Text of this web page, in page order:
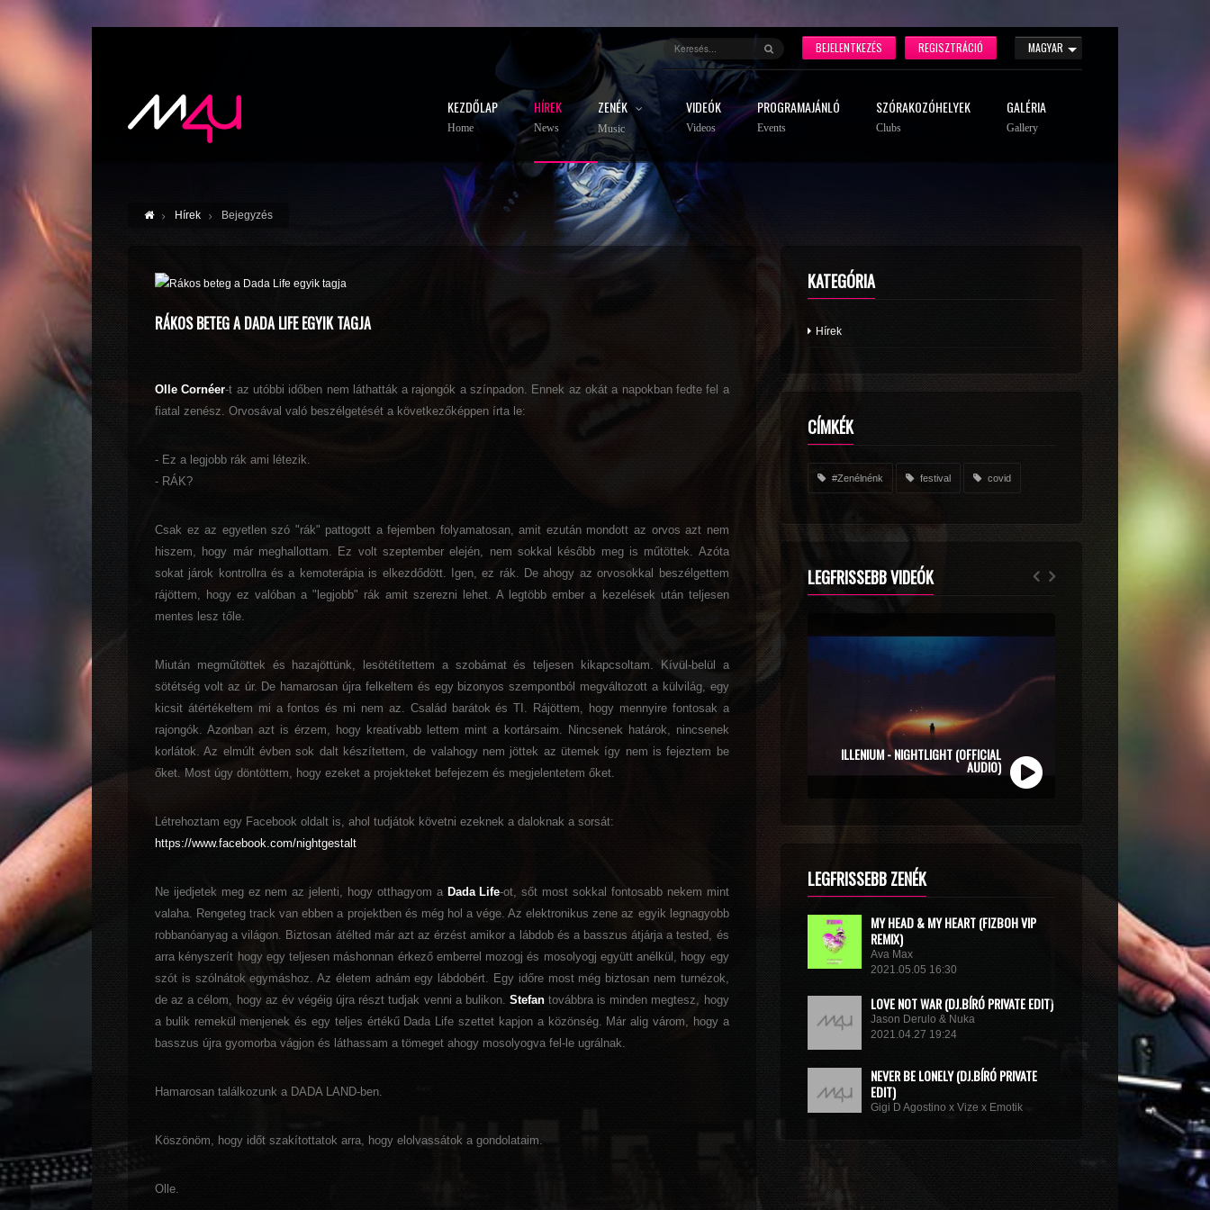
MAGYAR
REGISZTRÁCIÓ
BEJELENTKEZÉS
KEZDŐLAP
Home
HÍREK
News
ZENÉK
Music
VIDEÓK
Videos
PROGRAMAJÁNLÓ
Events
SZÓRAKOZÓHELYEK
Clubs
GALÉRIA
Gallery
Hírek Bejegyzés
RÁKOS BETEG A DADA LIFE EGYIK TAGJA
Olle Cornéer-t az utóbbi időben nem láthatták a rajongók a színpadon. Ennek az okát a napokban fedte fel a
fiatal zenész. Orvosával való beszélgetését a következőképpen írta le:
- Ez a legjobb rák ami létezik.
- RÁK?
Csak ez az egyetlen szó "rák" pattogott a fejemben folyamatosan, amit ezután mondott az orvos azt nem
hiszem, hogy már meghallottam. Ez volt szeptember elején, nem sokkal később meg is műtöttek. Azóta
sokat járok kontrollra és a kemoterápia is elkezdődött. Igen, ez rák. De ahogy az orvosokkal beszélgettem
rájöttem, hogy ez valóban a "legjobb" rák amit szerezni lehet. A legtöbb ember a kezelések után teljesen
mentes lesz tőle.
Miután megműtöttek és hazajöttünk, lesötétítettem a szobámat és teljesen kikapcsoltam. Kívül-belül a
sötétség volt az úr. De hamarosan újra felkeltem és egy bizonyos szempontból megváltozott a külvilág, egy
kicsit átértékeltem mi a fontos és mi nem az. Család barátok és TI. Rájöttem, hogy mennyire fontosak a
rajongók. Azonban azt is érzem, hogy kreatívabb lettem mint a kortársaim. Nincsenek határok, nincsenek
korlátok. Az elmúlt évben sok dalt készítettem, de valahogy nem jöttek az ütemek így nem is fejeztem be
őket. Most úgy döntöttem, hogy ezeket a projekteket befejezem és megjelentetem őket.
Létrehoztam egy Facebook oldalt is, ahol tudjátok követni ezeknek a daloknak a sorsát:
https://www.facebook.com/nightgestalt
Ne ijedjetek meg ez nem az jelenti, hogy otthagyom a Dada Life-ot, sőt most sokkal fontosabb nekem mint
valaha. Rengeteg track van ebben a projektben és még hol a vége. Az elektronikus zene az egyik legnagyobb
robbanóanyag a világon. Biztosan átélted már azt az érzést amikor a lábdob és a basszus átjárja a tested, és
arra kényszerít hogy egy teljesen máshonnan érkező emberrel mozogj és mosolyogj együtt anélkül, hogy egy
szót is szólnátok egymáshoz. Az életem adnám egy lábdobért. Egy időre most még biztosan nem turnézok,
de az a célom, hogy az év végéig újra részt tudjak venni a bulikon. Stefantovábbra is minden megtesz, hogy
a bulik remekül menjenek és egy teljes értékű Dada Life szettet kapjon a közönség. Már alig várom, hogy a
basszus újra gyomorba vágjon és láthassam a tömeget ahogy mosolyogva fel-le ugrálnak.
Hamarosan találkozunk a DADA LAND-ben.
Köszönöm, hogy időt szakítottatok arra, hogy elolvassátok a gondolataim.
Olle.
KATEGÓRIA
Hírek
CÍMKÉK
#Zenélnénk festival covid
LEGFRISSEBB VIDEÓK
ILLENIUM - NIGHTLIGHT (OFFICIAL
AUDIO)
ZOLI VEKONY X CALIDORA - MINDIG NYÁR
(OFFICIAL MUSIC VIDEO)
LEGFRISSEBB ZENÉK
MY HEAD & MY HEART (FIZBOH VIP
REMIX)
Ava Max
2021.05.05 16:30
LOVE NOT WAR (DJ.BÍRÓ PRIVATE EDIT)
Jason Derulo & Nuka
2021.04.27 19:24
NEVER BE LONELY (DJ.BÍRÓ PRIVATE
EDIT)
Gigi D Agostino x Vize x Emotik